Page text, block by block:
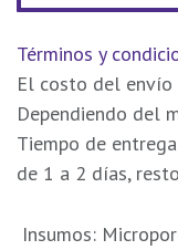
Términos y
El costo del
Dependiendo del
Tiempo de
de 1 a 2 días,
Insumos: